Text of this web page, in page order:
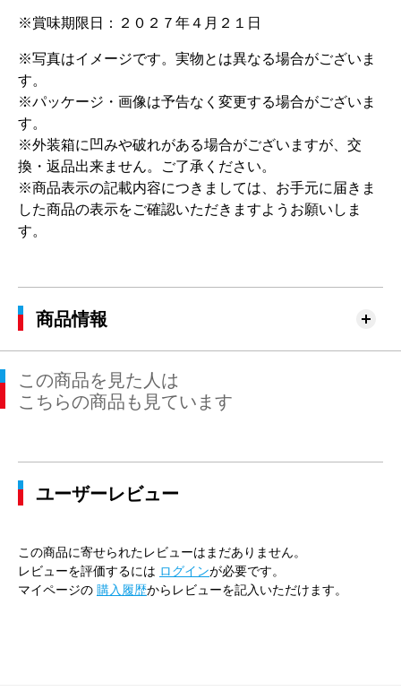
※賞味期限日：２０２７年４月２１日
※写真はイメージです。実物とは異なる場合がございま
す。
※パッケージ・画像は予告なく変更する場合がございま
す。
※外装箱に凹みや破れがある場合がございますが、交
換・返品出来ません。ご了承ください。
※商品表示の記載内容につきましては、お手元に届きま
した商品の表示をご確認いただきますようお願いしま
す。
商品情報
この商品を見た人は
こちらの商品も見ています
ユーザーレビュー
この商品に寄せられたレビューはまだありません。
レビューを評価するには ログインが必要です。
マイページの 購入履歴からレビューを記入いただけます。